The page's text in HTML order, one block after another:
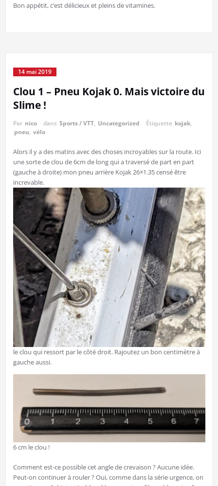
Bon appétit, c’est délicieux et pleins de vitamines.
14 mai 2019
Clou 1 – Pneu Kojak 0. Mais victoire du
Slime !
Par nico dans Sports / VTT, Uncategorized Étiquette kojak,
pneu, vélo
Alors il y a des matins avec des choses incroyables sur la route. Ici
une sorte de clou de 6cm de long qui a traversé de part en part
(gauche à droite) mon pneu arrière Kojak 26×1.35 censé être
increvable.
le clou qui ressort par le côté droit. Rajoutez un bon centimètre à
gauche aussi.
6 cm le clou !
Comment est-ce possible cet angle de crevaison ? Aucune idée.
Peut-on continuer à rouler ? Oui, comme dans la série urgence, on